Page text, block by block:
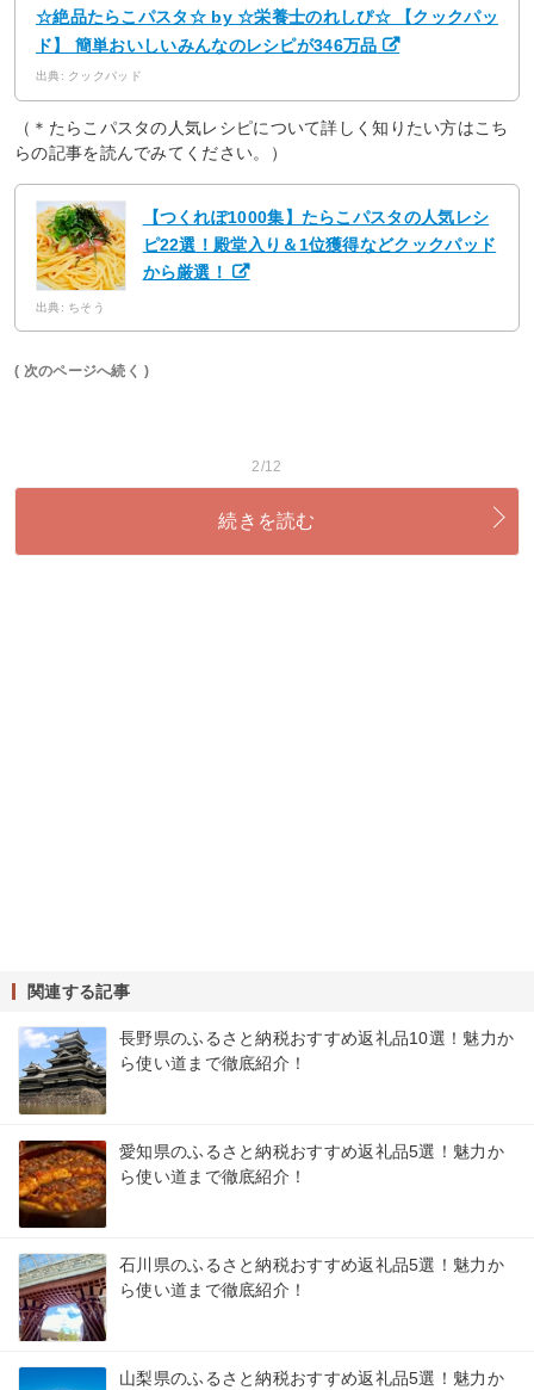
☆絶品たらこパスタ☆ by ☆栄養士のれしぴ☆ 【クックパッ
ド】 簡単おいしいみんなのレシピが346万品
出典: クックパッド
（＊たらこパスタの人気レシピについて詳しく知りたい方はこち
らの記事を読んでみてください。）
【つくれぽ1000集】たらこパスタの人気レシ
ピ22選！殿堂入り＆1位獲得などクックパッド
から厳選！
出典: ちそう
( 次のページへ続く )
2/12
続きを読む
関連する記事
長野県のふるさと納税おすすめ返礼品10選！魅力か
ら使い道まで徹底紹介！
愛知県のふるさと納税おすすめ返礼品5選！魅力か
ら使い道まで徹底紹介！
石川県のふるさと納税おすすめ返礼品5選！魅力か
ら使い道まで徹底紹介！
山梨県のふるさと納税おすすめ返礼品5選！魅力か